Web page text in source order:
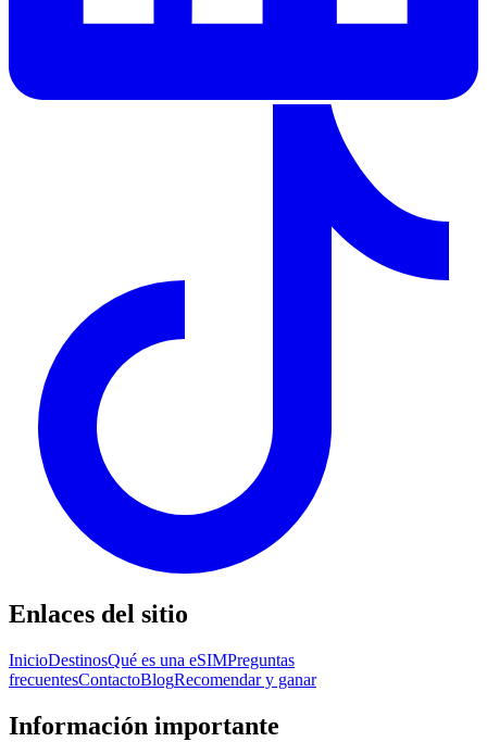
Enlaces del sitio
InicioDestinosQué es una eSIMPreguntas
frecuentesContactoBlogRecomendar y ganar
Información importante